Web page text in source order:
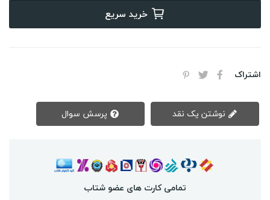
خرید سریع
اشتراک
تمامی کارت های عضو شتاب